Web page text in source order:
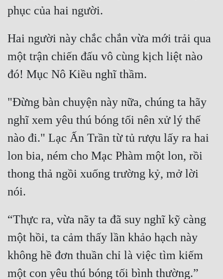
Hai người này chắc chắn vừa mới trải qua
một trận chiến đấu vô cùng kịch liệt nào
"Đừng bàn chuyện này nữa, chúng ta hãy
nghĩ xem yêu thú bóng tối nên xử lý thế
nào đi." Lạc Ấn Trần từ tủ rượu lấy ra hai
lon bia, ném cho Mạc Phàm một lon, rồi
thong thả ngồi xuống trường kỷ, mở lời
“Thực ra, vừa nãy ta đã suy nghĩ kỹ càng
một hồi, ta cảm thấy lần khảo hạch này
không hề đơn thuần chỉ là việc tìm kiếm
một con yêu thú bóng tối bình thường.”